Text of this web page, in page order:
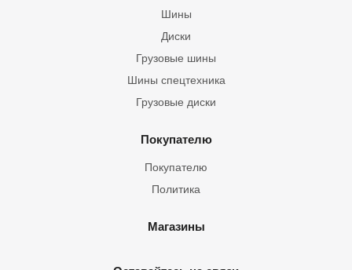
Шины
Грузовые шины
Шины спецтехника
Диски
Грузовые диски
Покупателю
Покупателю
Политика
Магазины